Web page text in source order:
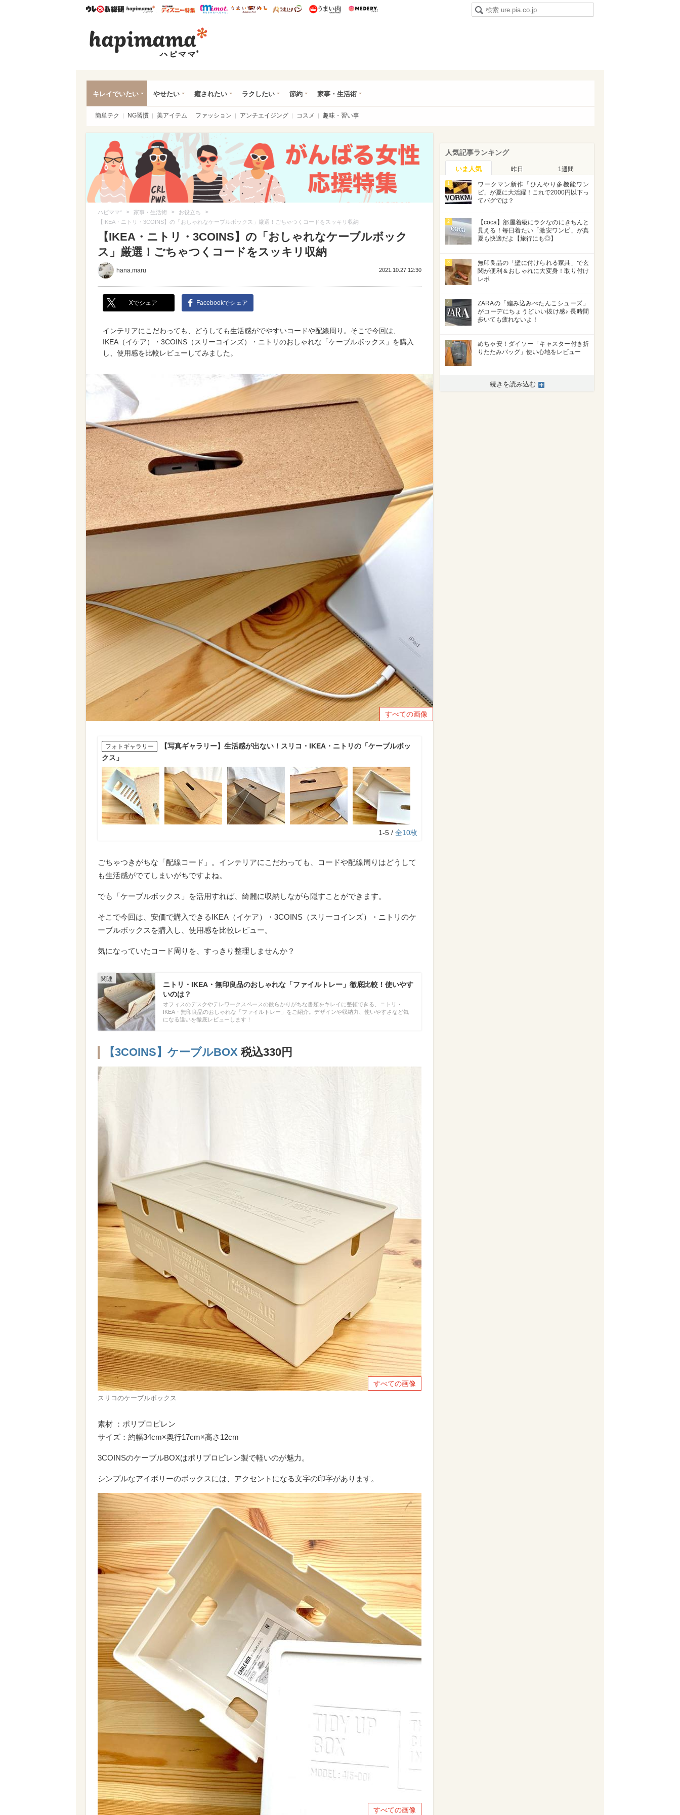
ウレぴあ総研ハピママ* ウレぴあ総研 ディズニー特集
mimot. うまいめし うまいパン うまい肉
キレイでいたい やせたい 癒されたい ラクしたい 節約 家事・生活術
簡単テク NG習慣 美アイテム ファッション アンチエイジング コスメ 趣味・習い事
ハピママ* > 家事・生活術 > お役立ち >
【IKEA・ニトリ・3COINS】の「おしゃれなケーブルボックス」厳選！ごちゃつくコードをスッキリ収納
【IKEA・ニトリ・3COINS】の「おしゃれなケーブルボック
ス」厳選！ごちゃつくコードをスッキリ収納
hana.maru 2021.10.27 12:30
Xでシェア Facebookでシェア
インテリアにこだわっても、どうしても生活感がでやすいコードや配線周り。そこで今回は、
IKEA（イケア）・3COINS（スリーコインズ）・ニトリのおしゃれな「ケーブルボックス」を購入
し、使用感を比較レビューしてみました。
すべての画像
フォトギャラリー
【写真ギャラリー】生活感が出ない！スリコ・IKEA・ニトリの「ケーブルボッ
クス」
1-5 / 全10枚
ごちゃつきがちな「配線コード」。インテリアにこだわっても、コードや配線周りはどうして
も生活感がでてしまいがちですよね。
でも「ケーブルボックス」を活用すれば、綺麗に収納しながら隠すことができます。
そこで今回は、安価で購入できるIKEA（イケア）・3COINS（スリーコインズ）・ニトリのケ
ーブルボックスを購入し、使用感を比較レビュー。
気になっていたコード周りを、すっきり整理しませんか？
ニトリ・IKEA・無印良品のおしゃれな「ファイルトレー」徹底比較！使いやす
いのは？
オフィスのデスクやテレワークスペースの散らかりがちな書類をキレイに整頓できる、ニトリ・
IKEA・無印良品のおしゃれな「ファイルトレー」をご紹介。デザインや収納力、使いやすさなど気
になる違いを徹底レビューします！
【3COINS】ケーブルBOX 税込330円
すべての画像
スリコのケーブルボックス
素材 ：ポリプロピレン
サイズ：約幅34cm×奥行17cm×高さ12cm
3COINSのケーブルBOXはポリプロピレン製で軽いのが魅力。
シンプルなアイボリーのボックスには、アクセントになる文字の印字があります。
すべての画像
人気記事ランキング
いま人気 昨日 1週間
1
ワークマン新作「ひんやり多機能ワン
ピ」が夏に大活躍！これで2000円以下っ
てバグでは？
2
【coca】部屋着級にラクなのにきちんと
見える！毎日着たい「激安ワンピ」が真
夏も快適だよ【旅行にも◎】
3
無印良品の「壁に付けられる家具」で玄
関が便利＆おしゃれに大変身！取り付け
レポ
4
ZARAの「編み込みぺたんこシューズ」
がコーデにちょうどいい抜け感♪ 長時間
歩いても疲れないよ！
5
めちゃ安！ダイソー「キャスター付き折
りたたみバッグ」使い心地をレビュー
続きを読み込む